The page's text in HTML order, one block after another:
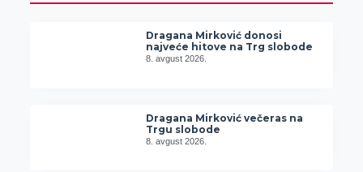
Dragana Mirković donosi
najveće hitove na Trg slobode
8. avgust 2026.
Dragana Mirković večeras na
Trgu slobode
8. avgust 2026.